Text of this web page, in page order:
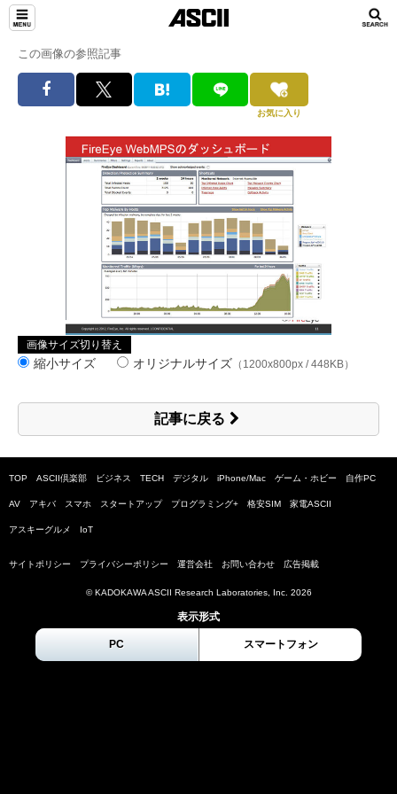
この画像の参照記事
お気に入り
画像サイズ切り替え
縮小サイズ オリジナルサイズ （1200x800px / 448KB）
記事に戻る
TOP ASCII倶楽部 ビジネス TECH デジタル iPhone/Mac ゲーム・ホビー 自作PC
AV アキバ スマホ スタートアップ プログラミング+ 格安SIM 家電ASCII
アスキーグルメ IoT
サイトポリシー プライバシーポリシー 運営会社 お問い合わせ 広告掲載
© KADOKAWA ASCII Research Laboratories, Inc. 2026
表示形式
PC スマートフォン